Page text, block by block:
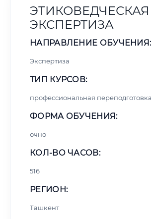
ЭТИКОВЕДЧЕСКАЯ
ЭКСПЕРТИЗА
НАПРАВЛЕНИЕ ОБУЧЕНИЯ:
Экспертиза
ТИП КУРСОВ:
профессиональная переподготовка
ФОРМА ОБУЧЕНИЯ:
очно
КОЛ-ВО ЧАСОВ:
516
РЕГИОН:
Ташкент